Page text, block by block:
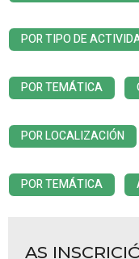
POR TIPO DE
POR TEMÁTICA
POR LOCALIZACIÓN
POR TEMÁTICA
AS